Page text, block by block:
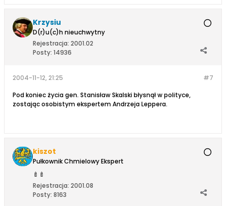
Krzysiu
D(r)u(c)h nieuchwytny
Rejestracja: 2001.02
Posty: 14936
#7
2004-11-12, 21:25
Pod koniec życia gen. Stanisław Skalski błysnął w polityce,
zostając osobistym ekspertem Andrzeja Leppera.
kiszot
Pułkownik Chmielowy Ekspert
🍼 🍼
Rejestracja: 2001.08
Posty: 8163